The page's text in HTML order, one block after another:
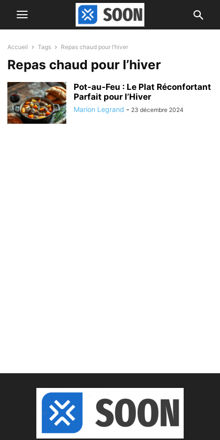
Accueil Tags Repas chaud pour l’hiver
Repas chaud pour l’hiver
Pot-au-Feu : Le Plat Réconfortant
Parfait pour l’Hiver
Marion Legrand - 23 décembre 2024